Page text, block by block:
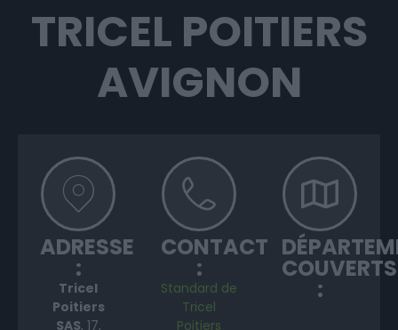
TRICEL POITIERS
AVIGNON
ADRESSE
:
Tricel
Poitiers
SAS, 17,
CONTACT
:
Standard de
Tricel
Poitiers
COUVERTS
: